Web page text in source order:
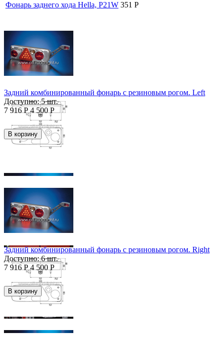
Фонарь заднего хода Hella, P21W 351 Р
Задний комбинированный фонарь с резиновым рогом. Left
Доступно: 5 шт.
7 916 Р 4 500 Р
В корзину
Задний комбинированный фонарь с резиновым рогом. Right
Доступно: 6 шт.
7 916 Р 4 500 Р
В корзину